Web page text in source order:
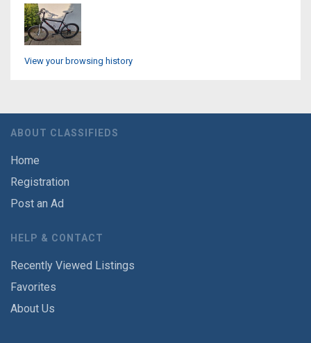
View your browsing history
ABOUT CLASSIFIEDS
Home
Registration
Post an Ad
HELP & CONTACT
Recently Viewed Listings
Favorites
About Us